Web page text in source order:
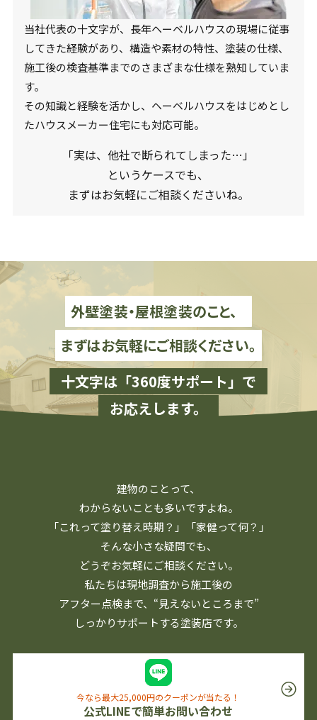
当社代表の十文字が、長年ヘーベルハウスの現場に従事
してきた経験があり、構造や素材の特性、塗装の仕様、
施工後の検査基準までのさまざまな仕様を熟知していま
す。
その知識と経験を活かし、ヘーベルハウスをはじめとし
たハウスメーカー住宅にも対応可能。
「実は、他社で断られてしまった…」
というケースでも、
まずはお気軽にご相談くださいね。
外壁塗装・屋根塗装のこと、
まずはお気軽にご相談ください。
十文字は「360度サポート」で
お応えします。
建物のことって、
わからないことも多いですよね。
「これって塗り替え時期？」「家健って何？」
そんな小さな疑問でも、
どうぞお気軽にご相談ください。
私たちは現地調査から施工後の
アフター点検まで、 “見えないところまで”
しっかりサポートする塗装店です。
今なら最大25,000円のクーポンが当たる！
公式LINEで簡単お問い合わせ